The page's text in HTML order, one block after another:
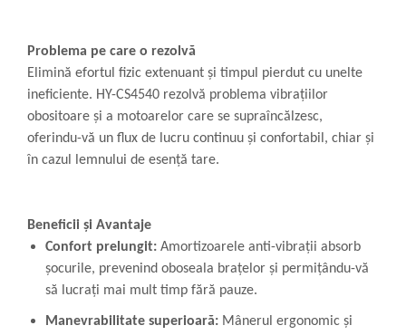
Problema pe care o rezolvă
Elimină efortul fizic extenuant și timpul pierdut cu unelte
ineficiente. HY-CS4540 rezolvă problema vibrațiilor
obositoare și a motoarelor care se supraîncălzesc,
oferindu-vă un flux de lucru continuu și confortabil, chiar și
în cazul lemnului de esență tare.
Beneficii și Avantaje
Confort prelungit: Amortizoarele anti-vibrații absorb
șocurile, prevenind oboseala brațelor și permițându-vă
să lucrați mai mult timp fără pauze.
Manevrabilitate superioară: Mânerul ergonomic și